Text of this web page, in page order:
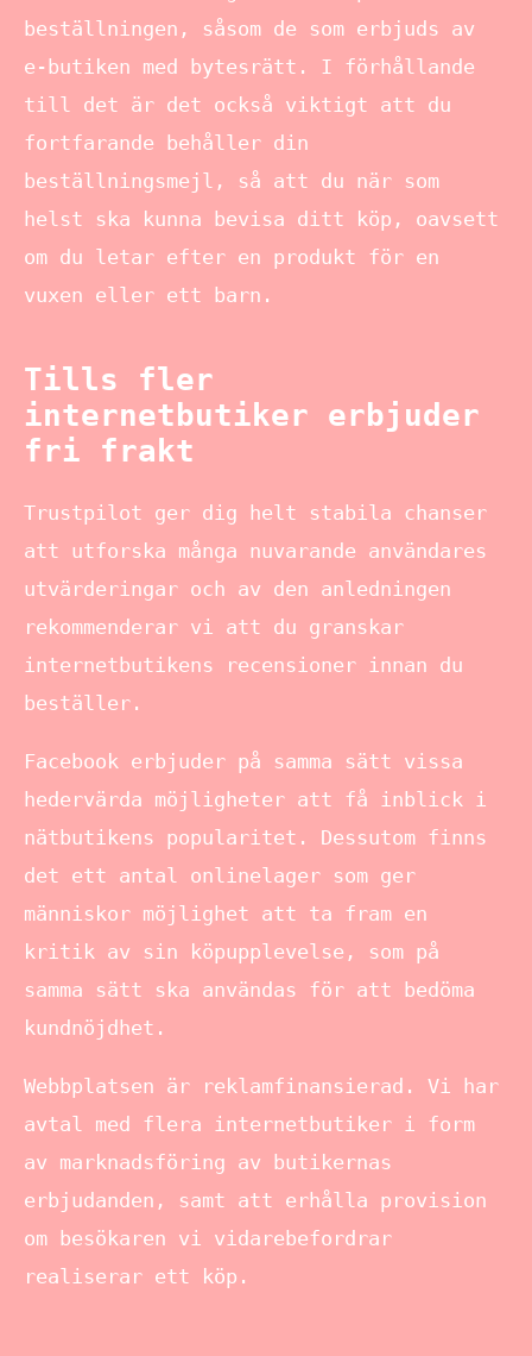
beställningen, såsom de som erbjuds av
e-butiken med bytesrätt. I förhållande
till det är det också viktigt att du
fortfarande behåller din
beställningsmejl, så att du när som
helst ska kunna bevisa ditt köp, oavsett
om du letar efter en produkt för en
vuxen eller ett barn.
Tills fler
internetbutiker erbjuder
fri frakt
Trustpilot ger dig helt stabila chanser
att utforska många nuvarande användares
utvärderingar och av den anledningen
rekommenderar vi att du granskar
internetbutikens recensioner innan du
beställer.
Facebook erbjuder på samma sätt vissa
hedervärda möjligheter att få inblick i
nätbutikens popularitet. Dessutom finns
det ett antal onlinelager som ger
människor möjlighet att ta fram en
kritik av sin köpupplevelse, som på
samma sätt ska användas för att bedöma
kundnöjdhet.
Webbplatsen är reklamfinansierad. Vi har
avtal med flera internetbutiker i form
av marknadsföring av butikernas
erbjudanden, samt att erhålla provision
om besökaren vi vidarebefordrar
realiserar ett köp.